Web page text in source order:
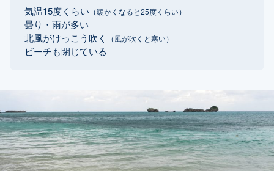
気温15度くらい （暖かくなると25度くらい）
曇り・雨が多い
北風がけっこう吹く
（風が吹くと寒い）
ビーチも閉じている